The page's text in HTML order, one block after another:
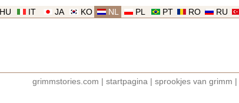
RU
RO
PT
PL
NL
KO
JA
IT
HU
grimmstories.com startpagina sprookjes van grimm